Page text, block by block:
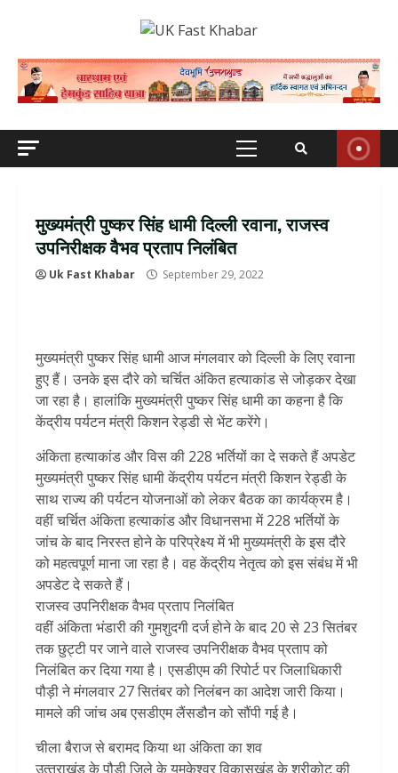
Primary
मुख्‍यमंत्री पुष्‍कर सिंह धामी दिल्‍ली रवाना, राजस्‍व
उपनिरीक्षक वैभव प्रताप निलंबित
Uk Fast Khabar September 29, 2022
मुख्‍यमंत्री पुष्‍कर सिंह धामी आज मंगलवार को दिल्‍ली के लिए रवाना
हुए हैं। उनके इस दौरे को चर्चित अंकित हत्‍याकांड से जोड़कर देखा
जा रहा है। हालांकि मुख्यमंत्री पुष्‍कर सिंह धामी का कहना है कि
केंद्रीय पर्यटन मंत्री किशन रेड्डी से भेंट करेंगे।
अंकिता हत्‍याकांड और विस की 228 भर्तियों का दे सकते हैं अपडेट
मुख्‍यमंत्री पुष्‍कर सिंह धामी केंद्रीय पर्यटन मंत्री किशन रेड्डी के
साथ राज्य की पर्यटन योजनाओं को लेकर बैठक का कार्यक्रम है।
वहीं चर्चित अंकिता हत्‍याकांड और विधानसभा में 228 भर्तियों के
जांच के बाद निरस्‍त होने के परिप्रेक्ष्‍य में भी मुख्‍यमंत्री के इस दौरे
को महत्‍वपूर्ण माना जा रहा है। वह केंद्रीय नेतृत्‍व को इस संबंध में भी
अपडेट दे सकते हैं।
राजस्‍व उपनिरीक्षक वैभव प्रताप निलंबित
वहीं अंकिता भंडारी की गुमशुदगी दर्ज होने के बाद 20 से 23 सितंबर
तक छुट्टी पर जाने वाले राजस्‍व उपनिरीक्षक वैभव प्रताप को
निलंबित कर दिया गया है। एसडीएम की रिपोर्ट पर जिलाधिकारी
पौड़ी ने मंगलवार 27 सितंबर को निलंबन का आदेश जारी किया।
मामले की जांच अब एसडीएम लैंसडौन को सौंपी गई है।
चीला बैराज से बरामद किया था अंकिता का शव
उत्‍तराखंड के पौड़ी जिले के यमकेश्वर विकासखंड के श्रीकोट की